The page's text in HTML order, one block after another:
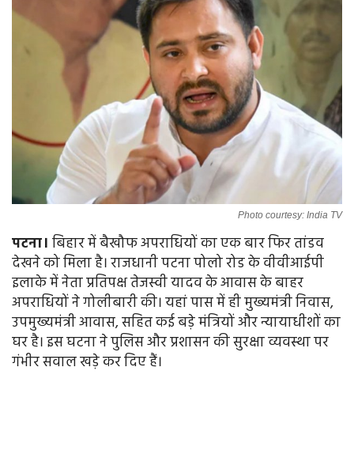
Photo courtesy: India TV
पटना। बिहार में बैखौफ अपराधियों का एक बार फिर तांडव
देखने को मिला है। राजधानी पटना पोलो रोड के वीवीआईपी
इलाके में नेता प्रतिपक्ष तेजस्वी यादव के आवास के बाहर
अपराधियों ने गोलीबारी की। यहां पास में ही मुख्यमंत्री निवास,
उपमुख्यमंत्री आवास, सहित कई बड़े मंत्रियों और न्यायाधीशों का
घर है। इस घटना ने पुलिस और प्रशासन की सुरक्षा व्यवस्था पर
गंभीर सवाल खड़े कर दिए हैं।